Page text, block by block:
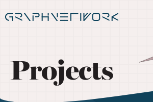
Projects